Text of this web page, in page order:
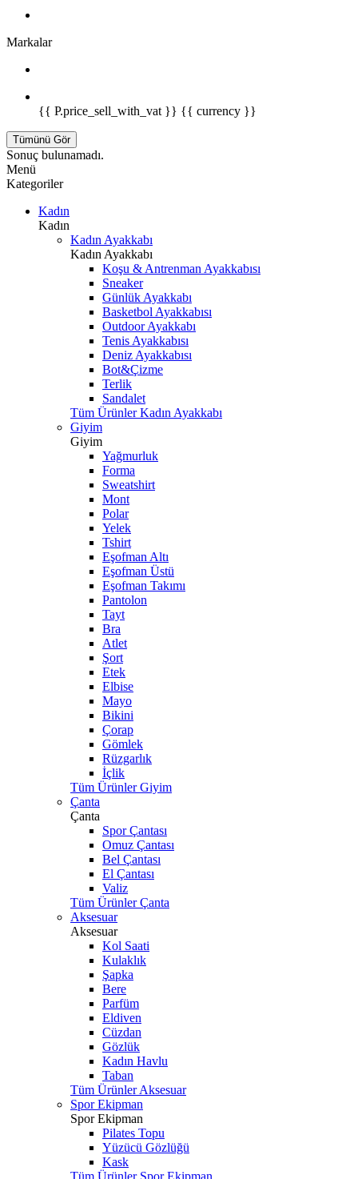
Markalar
{{ P.price_sell_with_vat }} {{ currency }}
Tümünü Gör
Sonuç bulunamadı.
Menü
Kategoriler
Kadın
Kadın
Kadın Ayakkabı
Kadın Ayakkabı
Koşu & Antrenman Ayakkabısı
Sneaker
Günlük Ayakkabı
Basketbol Ayakkabısı
Outdoor Ayakkabı
Tenis Ayakkabısı
Deniz Ayakkabısı
Bot&Çizme
Terlik
Sandalet
Tüm Ürünler Kadın Ayakkabı
Giyim
Giyim
Yağmurluk
Forma
Sweatshirt
Mont
Polar
Yelek
Tshirt
Eşofman Altı
Eşofman Üstü
Eşofman Takımı
Pantolon
Tayt
Bra
Atlet
Şort
Etek
Elbise
Mayo
Bikini
Çorap
Gömlek
Rüzgarlık
İçlik
Tüm Ürünler Giyim
Çanta
Çanta
Spor Çantası
Omuz Çantası
Bel Çantası
El Çantası
Valiz
Tüm Ürünler Çanta
Aksesuar
Aksesuar
Kol Saati
Kulaklık
Şapka
Bere
Parfüm
Eldiven
Cüzdan
Gözlük
Kadın Havlu
Taban
Tüm Ürünler Aksesuar
Spor Ekipman
Spor Ekipman
Pilates Topu
Yüzücü Gözlüğü
Kask
Tüm Ürünler Spor Ekipman